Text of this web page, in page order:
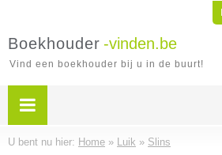
Boekhouder -vinden.be
Vind een boekhouder bij u in de buurt!
U bent nu hier: Home » Luik » Slins